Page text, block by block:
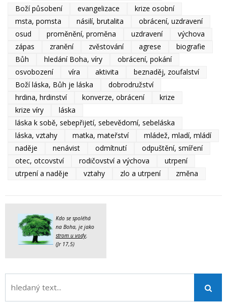
Boží působení
evangelizace
krize osobní
msta, pomsta
násilí, brutalita
obrácení, uzdravení
osud
proměnění, proměna uzdravení
výchova
zápas
zranění zvěstování agrese
biografie
Bůh
hledání Boha, víry
obrácení, pokání
osvobození
víra aktivita
beznaděj, zoufalství
Boží láska, Bůh je láska
dobrodružství
hrdina, hrdinství
konverze, obrácení
krize
krize víry
láska
láska k sobě, sebepřijetí, sebevědomí, sebeláska
láska, vztahy
matka, mateřství
mládež, mladí, mládí
naděje
nenávist odmítnutí
odpuštění, smíření
otec, otcovství
rodičovství a výchova
utrpení
utrpení a naděje
vztahy zlo a utrpení změna
Kdo se spoléhá
na Boha, je jako
strom u vody
(Jr 17,5)